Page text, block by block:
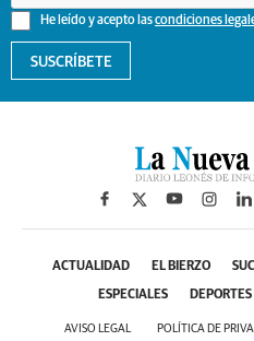
He leído y acepto lascondiciones
SUSCRÍBETE
ACTUALIDAD EL BIERZO
ESPECIALES DEPORTES
AVISO LEGAL POLÍTICA DE